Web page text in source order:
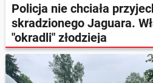
Policja nie chciała
skradzionego Jaguara.
"okradli" złodzieja